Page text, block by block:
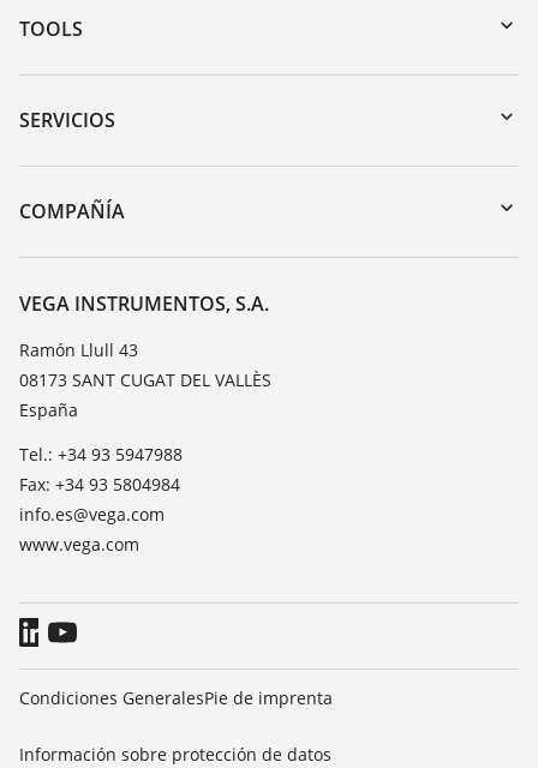
TOOLS
Zona de descarga
Búsqueda por número de serie
DTM Collection/PACTware
SERVICIOS
Devolución de instrumentos
Cursos de formacion
Lista de resistencias
TeamViewer
COMPAÑÍA
Acerca de VEGA
Contacto
Notícias
Prensa
Blog
VEGA INSTRUMENTOS, S.A.
Ramón Llull 43
08173 SANT CUGAT DEL VALLÈS
España
Tel.: +34 93 5947988
Fax: +34 93 5804984
info.es@vega.com
www.vega.com
Condiciones GeneralesPie de imprenta
Información sobre protección de datos